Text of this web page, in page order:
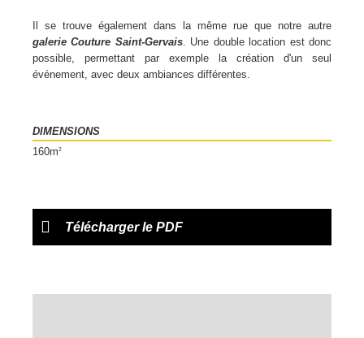
Il se trouve également dans la même rue que notre autre
galerie Couture Saint-Gervais. Une double location est donc
possible, permettant par exemple la création d'un seul
événement, avec deux ambiances différentes.
DIMENSIONS
160m2
Télécharger le PDF